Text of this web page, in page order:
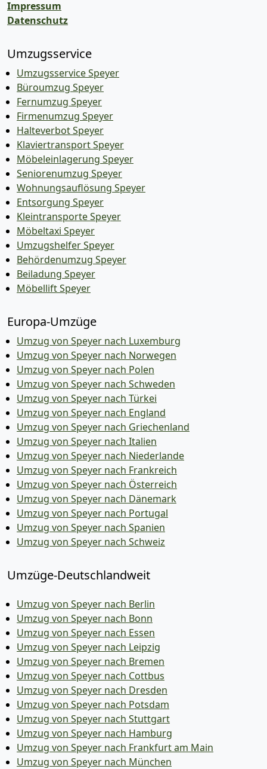
Impressum
Datenschutz
Umzugsservice
Umzugsservice Speyer
Büroumzug Speyer
Fernumzug Speyer
Firmenumzug Speyer
Halteverbot Speyer
Klaviertransport Speyer
Möbeleinlagerung Speyer
Seniorenumzug Speyer
Wohnungsauflösung Speyer
Entsorgung Speyer
Kleintransporte Speyer
Möbeltaxi Speyer
Umzugshelfer Speyer
Behördenumzug Speyer
Beiladung Speyer
Möbellift Speyer
Europa-Umzüge
Umzug von Speyer nach Luxemburg
Umzug von Speyer nach Norwegen
Umzug von Speyer nach Polen
Umzug von Speyer nach Schweden
Umzug von Speyer nach Türkei
Umzug von Speyer nach England
Umzug von Speyer nach Griechenland
Umzug von Speyer nach Italien
Umzug von Speyer nach Niederlande
Umzug von Speyer nach Frankreich
Umzug von Speyer nach Österreich
Umzug von Speyer nach Dänemark
Umzug von Speyer nach Portugal
Umzug von Speyer nach Spanien
Umzug von Speyer nach Schweiz
Umzüge-Deutschlandweit
Umzug von Speyer nach Berlin
Umzug von Speyer nach Bonn
Umzug von Speyer nach Essen
Umzug von Speyer nach Leipzig
Umzug von Speyer nach Bremen
Umzug von Speyer nach Cottbus
Umzug von Speyer nach Dresden
Umzug von Speyer nach Potsdam
Umzug von Speyer nach Stuttgart
Umzug von Speyer nach Hamburg
Umzug von Speyer nach Frankfurt am Main
Umzug von Speyer nach München